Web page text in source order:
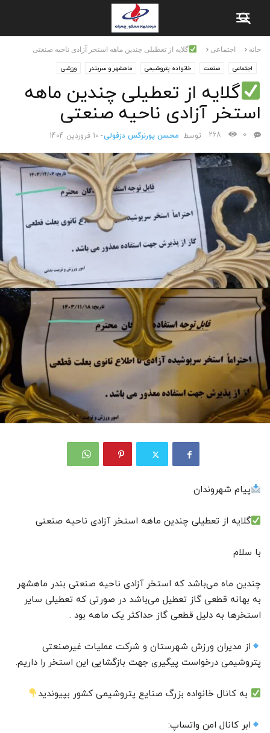
خانه اجتماعی گلایه از تعطیلی چندین ماهه استخر آزادی ناحیه صنعتی
اجتماعی صنعت خانواده پتروشیمی ماهشهر و سربندر ورزشی
گلایه از تعطیلی چندین ماهه
استخر آزادی ناحیه صنعتی
توسط محسن پورنرگس دزفولی- 10 فروردین 1404 0
268
پیام شهروندان
گلایه از تعطیلی چندین ماهه استخر آزادی ناحیه صنعتی
با سلام
چندین ماه می‌باشد که استخر آزادی ناحیه صنعتی بندر ماهشهر
به بهانه قطعی گاز تعطیل می‌باشد در صورتی که تعطیلی سایر
استخرها به دلیل قطعی گاز حداکثر یک ماهه بود .
از مدیران ورزش شهرستان و شرکت عملیات غیرصنعتی
پتروشیمی درخواست پیگیری جهت بازگشایی این استخر را داریم.
به کانال خانواده بزرگ صنایع پتروشیمی کشور بپیوندید
ابر کانال امن واتساپ: